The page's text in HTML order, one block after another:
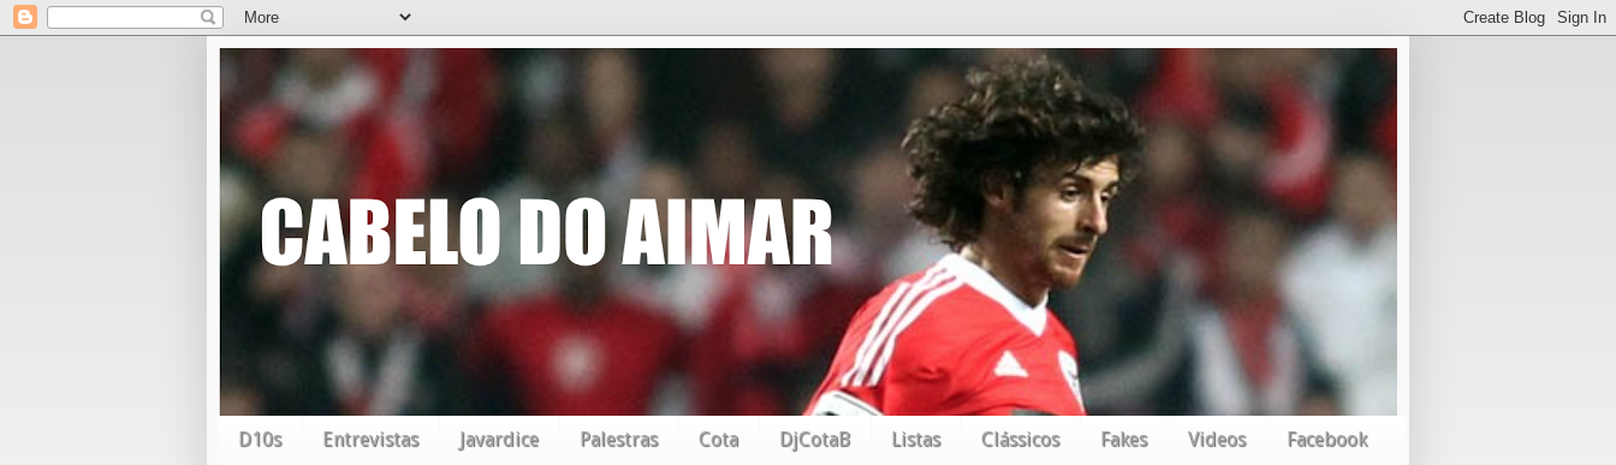
D10s Entrevistas Javardice Palestras Cota DjCotaB Listas Clássicos Fakes Videos Facebook